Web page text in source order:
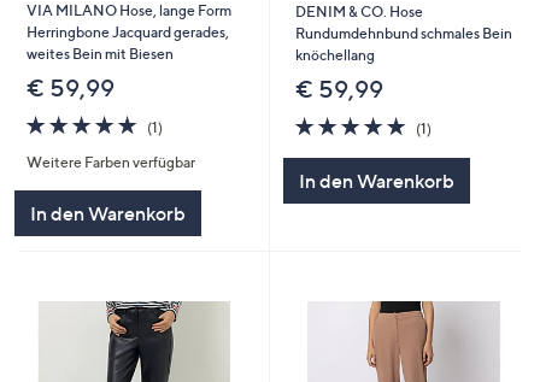
VIA MILANO Hose, lange Form
Herringbone Jacquard gerades,
weites Bein mit Biesen
€ 59,99
5.0
von
5
(1)1
Weitere Farben verfügbar
In den Warenkorb
DENIM & CO. Hose
Rundumdehnbund schmales Bein
knöchellang
€ 59,99
5.0
von
(1)1
In den Warenkorb